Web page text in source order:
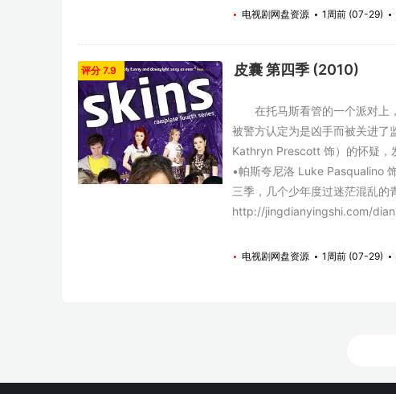
电视剧网盘资源 1周前 (07-29)
评分 7.9 皮囊 第四季 (2010)
在托马斯看管的一个派对上，
被警方认定为是凶手而被关进
Kathryn Prescott 饰）的怀疑，
•帕斯夸尼洛 Luke Pasqualino
三季，几个少年度过迷茫混乱
http://jingdianyingshi.com/
电视剧网盘资源 1周前 (07-29)